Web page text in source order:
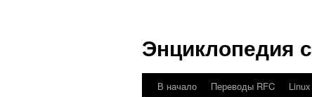
содержимому
Энциклопедия
В начало Переводы RFC Linux